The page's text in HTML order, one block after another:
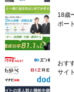
18歳
ポー
おす
サイ